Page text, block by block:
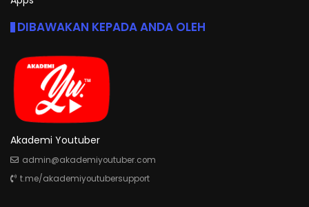
DIBAWAKAN KEPADA ANDA OLEH
Akademi Youtuber
admin@akademiyoutuber.com
t.me/akademiyoutubersupport